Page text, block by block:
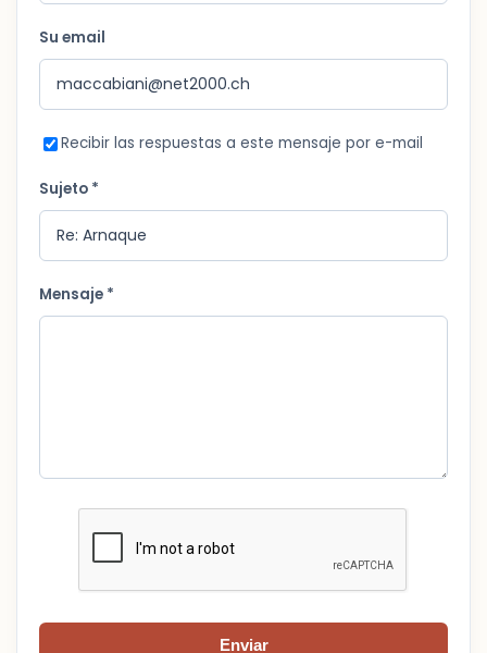
Su email
Recibir las respuestas a este mensaje por e-mail
Sujeto *
Mensaje *
Enviar